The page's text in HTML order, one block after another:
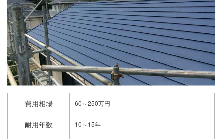
費用相場 60～250万円
耐用年数 10～15年